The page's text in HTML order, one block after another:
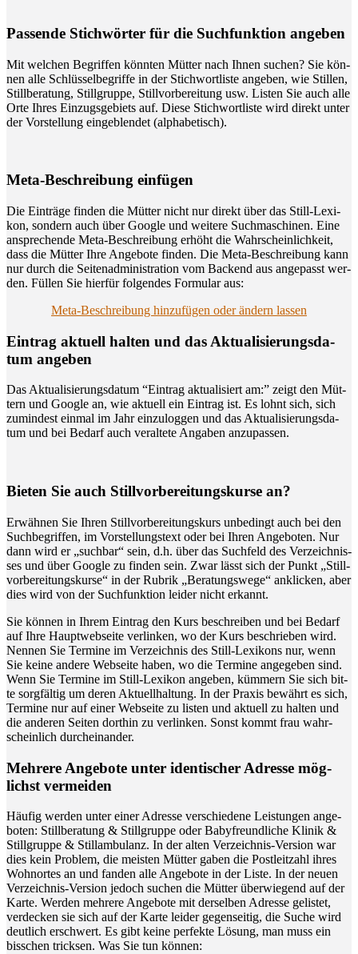
Pas­sen­de Stich­wör­ter für die Such­funk­ti­on angeben
Mit wel­chen Begrif­fen könn­ten Müt­ter nach Ihnen suchen? Sie kön­
nen alle Schlüs­sel­be­grif­fe in der Stich­wort­lis­te ange­ben, wie Stil­len,
Still­be­ra­tung, Still­grup­pe, Still­vor­be­rei­tung usw. Lis­ten Sie auch alle
Orte Ihres Ein­zugs­ge­biets auf. Die­se Stich­wort­lis­te wird direkt unter
der Vor­stel­lung ein­ge­blen­det (alpha­be­tisch).
Meta-Beschrei­bung einfügen
Die Ein­trä­ge fin­den die Müt­ter nicht nur direkt über das Still-Lexi­
kon, son­dern auch über Goog­le und wei­te­re Such­ma­schi­nen. Eine
anspre­chen­de Meta-Beschrei­bung erhöht die Wahr­schein­lich­keit,
dass die Müt­ter Ihre Ange­bo­te fin­den. Die Meta-Beschrei­bung kann
nur durch die Sei­ten­ad­mi­nis­tra­ti­on vom Backend aus ange­passt wer­
den. Fül­len Sie hier­für fol­gen­des For­mu­lar aus:
Meta-Beschrei­bung hin­zu­fü­gen oder ändern lassen
Ein­trag aktu­ell hal­ten und das Aktua­li­sie­rungs­da­
tum angeben
Das Aktua­li­sie­rungs­da­tum “Ein­trag aktua­li­siert am:” zeigt den Müt­
tern und Goog­le an, wie aktu­ell ein Ein­trag ist. Es lohnt sich, sich
zumin­dest ein­mal im Jahr ein­zu­log­gen und das Aktua­li­sie­rungs­da­
tum und bei Bedarf auch ver­al­te­te Anga­ben anzupassen.
Bie­ten Sie auch Still­vor­be­rei­tungs­kur­se an?
Erwäh­nen Sie Ihren Still­vor­be­rei­tungs­kurs unbe­dingt auch bei den
Such­be­grif­fen, im Vor­stel­lungs­text oder bei Ihren Ange­bo­ten. Nur
dann wird er „such­bar“ sein, d.h. über das Such­feld des Ver­zeich­nis­
ses und über Goog­le zu fin­den sein. Zwar lässt sich der Punkt „Still­
vor­be­rei­tungs­kur­se“ in der Rubrik „Bera­tungs­we­ge“ ankli­cken, aber
dies wird von der Such­funk­ti­on lei­der nicht erkannt.
Sie kön­nen in Ihrem Ein­trag den Kurs beschrei­ben und bei Bedarf
auf Ihre Haupt­web­sei­te ver­lin­ken, wo der Kurs beschrie­ben wird.
Nen­nen Sie Ter­mi­ne im Ver­zeich­nis des Still-Lexi­kons nur, wenn
Sie kei­ne ande­re Web­sei­te haben, wo die Ter­mi­ne ange­ge­ben sind.
Wenn Sie Ter­mi­ne im Still-Lexi­kon ange­ben, küm­mern Sie sich bit­
te sorg­fäl­tig um deren Aktu­ell­hal­tung. In der Pra­xis bewährt es sich,
Ter­mi­ne nur auf einer Web­sei­te zu lis­ten und aktu­ell zu hal­ten und
die ande­ren Sei­ten dort­hin zu ver­lin­ken. Sonst kommt frau wahr­
schein­lich durcheinander.
Meh­re­re Ange­bo­te unter iden­ti­scher Adres­se mög­
lichst vermeiden
Häu­fig wer­den unter einer Adres­se ver­schie­de­ne Leis­tun­gen ange­
bo­ten: Still­be­ra­tung & Still­grup­pe oder Baby­freund­li­che Kli­nik &
Still­grup­pe & Still­am­bu­lanz. In der alten Ver­zeich­nis-Ver­si­on war
dies kein Pro­blem, die meis­ten Müt­ter gaben die Post­leit­zahl ihres
Wohn­or­tes an und fan­den alle Ange­bo­te in der Lis­te. In der neu­en
Ver­zeich­nis-Ver­si­on jedoch suchen die Müt­ter über­wie­gend auf der
Kar­te. Wer­den meh­re­re Ange­bo­te mit der­sel­ben Adres­se gelis­tet,
ver­de­cken sie sich auf der Kar­te lei­der gegen­sei­tig, die Suche wird
deut­lich erschwert. Es gibt kei­ne per­fek­te Lösung, man muss ein
biss­chen trick­sen. Was Sie tun können: